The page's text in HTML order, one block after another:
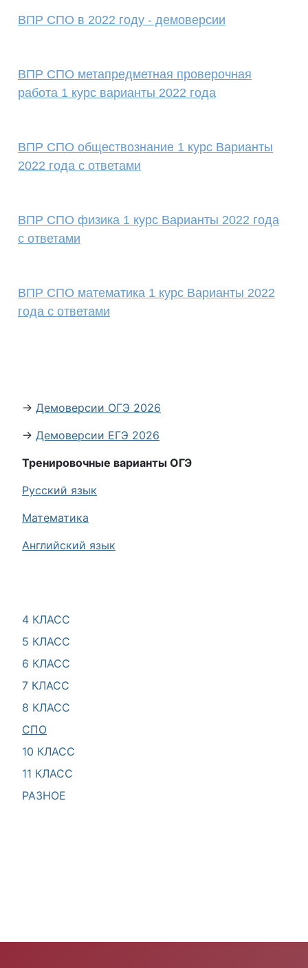
4 КЛАСС
5 КЛАСС
6 КЛАСС
7 КЛАСС
8 КЛАСС
СПО
10 КЛАСС
11 КЛАСС
РАЗНОЕ
ВПР СПО в 2022 году - демоверсии
ВПР СПО метапредметная проверочная
работа 1 курс варианты 2022 года
ВПР СПО обществознание 1 курс Варианты
2022 года с ответами
ВПР СПО физика 1 курс Варианты 2022 года
с ответами
ВПР СПО математика 1 курс Варианты 2022
года с ответами
→ Демоверсии ОГЭ 2026
→ Демоверсии ЕГЭ 2026
Тренировочные варианты ОГЭ
Русский язык
Математика
Английский язык